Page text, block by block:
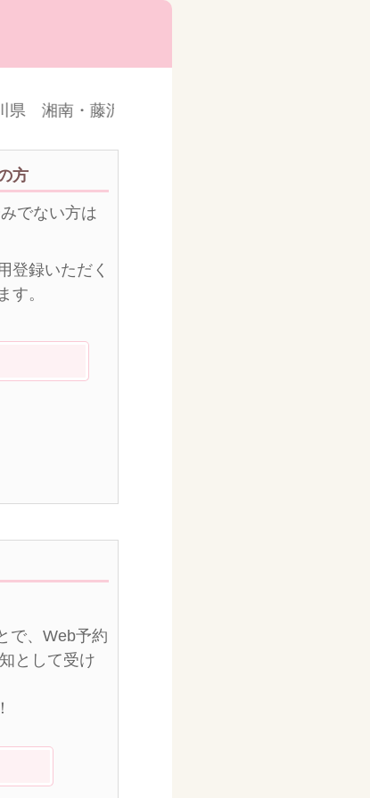
県 湘南・藤沢地域の皆様へ 辻堂駅すぐの産婦
方
でない方は
登録いただく
す。
で、Web予約
として受け